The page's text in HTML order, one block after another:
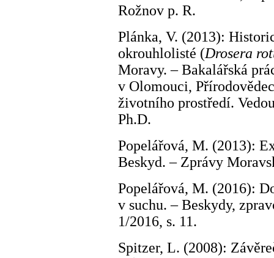
Rožnov p. R.
Plánka, V. (2013):
okrouhlolisté (Drosera
Moravy. – Bakalářská
v Olomouci,
životního prostředí.
Ph.D.
Popelářová, M. (2013):
Beskyd. – Zprávy
Popelářová, M. (2016):
v suchu. – Beskydy,
1/2016, s. 11.
Spitzer, L. (2008):